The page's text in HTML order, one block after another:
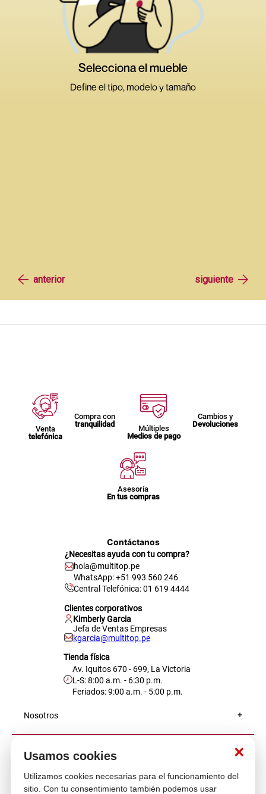
×
Usamos cookies
Utilizamos cookies necesarias para el funcionamiento del
sitio. Con tu consentimiento también podemos usar
Venta
telefónica
Compra con
tranquilidad
Múltiples
Medios de pago
Cambios y
Devoluciones
Asesoría
En tus compras
Contáctanos
¿Necesitas ayuda con tu compra?
hola@multitop.pe
WhatsApp: +51 993 560 246
Central Telefónica: 01 619 4444
Clientes corporativos
Kimberly Garcia
Jefa de Ventas Empresas
kgarcia@multitop.pe
Tienda física
Av. Iquitos 670 - 699, La Victoria
L-S: 8:00 a.m. - 6:30 p.m.
Feriados: 9:00 a.m. - 5:00 p.m.
Nosotros
Atención al cliente